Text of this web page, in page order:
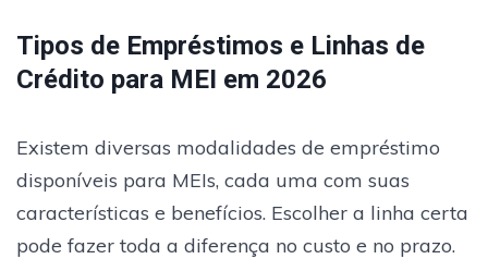
Tipos de Empréstimos e Linhas de
Crédito para MEI em 2026
Existem diversas modalidades de empréstimo
disponíveis para MEIs, cada uma com suas
características e benefícios. Escolher a linha certa
pode fazer toda a diferença no custo e no prazo.